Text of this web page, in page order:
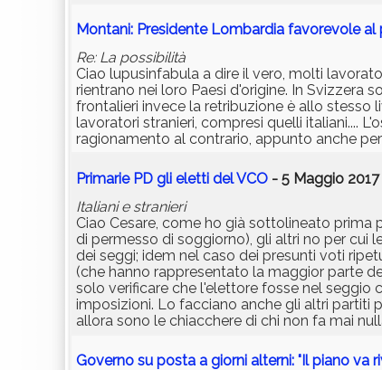
Montani: Presidente Lombardia favorevole al
Re: La possibilità
Ciao lupusinfabula a dire il vero, molti
rientrano nei loro Paesi d'origine. In Svizzera
frontalieri invece la retribuzione è allo stesso
lavoratori stranieri, compresi quelli italiani....
ragionamento al contrario, appunto anche
Primarie PD gli eletti del VCO - 5 Maggio
Italiani e stranieri
Ciao Cesare, come ho già sottolineato prima
di permesso di soggiorno), gli altri no per cui
dei seggi; idem nel caso dei presunti voti
(che hanno rappresentato la maggior parte
solo verificare che l'elettore fosse nel seggio
imposizioni. Lo facciano anche gli altri partiti
allora sono le chiacchere di chi non fa mai
Governo su posta a giorni alterni: "Il piano va